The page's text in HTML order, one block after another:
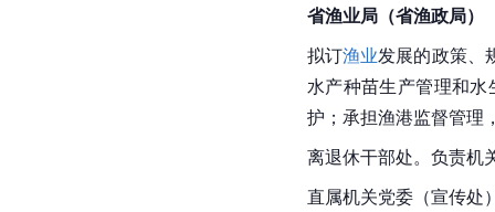
省渔业局（省渔政局）
拟订渔业发展的政策、
水产种苗生产管理和
护；承担渔港监督管理
离退休干部处。负责机
直属机关党委（宣传处